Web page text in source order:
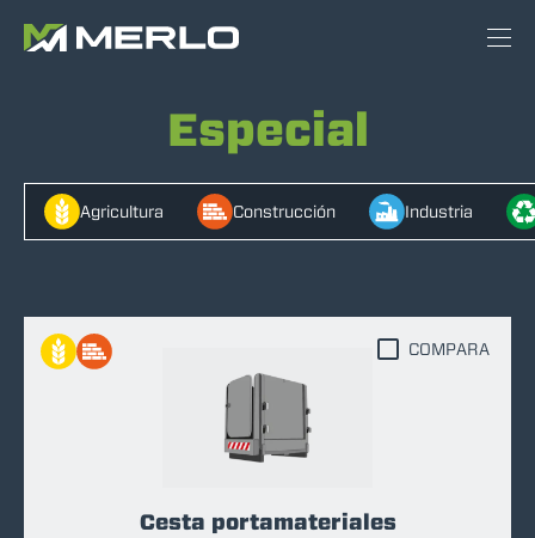
Especial
Agricultura Construcción Industria
Cesta portamateriales
COMPARA